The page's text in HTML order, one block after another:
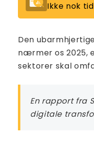
Ikke nok
Den
nærmer os 2025,
sektorer skal
En rapport fra
digitale